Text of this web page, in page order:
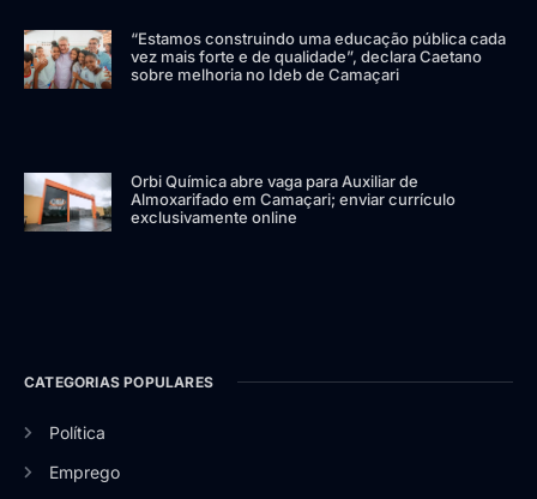
“Estamos construindo uma educação pública cada
vez mais forte e de qualidade”, declara Caetano
sobre melhoria no Ideb de Camaçari
Orbi Química abre vaga para Auxiliar de
Almoxarifado em Camaçari; enviar currículo
exclusivamente online
CATEGORIAS POPULARES
Política
Emprego